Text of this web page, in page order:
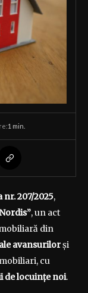
1 min.
nr. 207/2025,
, un act
din
avansurilorși
cu
de locuințe noi.